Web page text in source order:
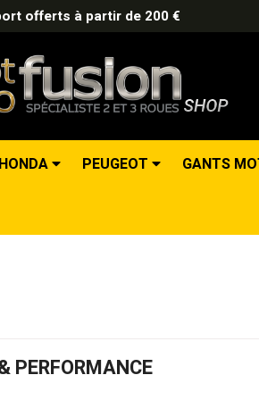
offerts à partir de 200 €
HONDA PEUGEOT GANTS
PERFORMANCE